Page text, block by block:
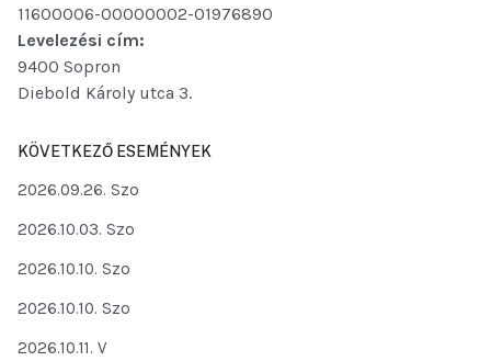
11600006-00000002-01976890
Levelezési cím:
9400 Sopron
Diebold Károly utca 3.
KÖVETKEZŐ ESEMÉNYEK
2026.09.26. Szo
2026.10.03. Szo
2026.10.10. Szo
2026.10.10. Szo
2026.10.11. V